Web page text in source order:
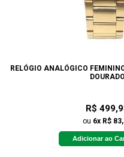
RELÓGIO ANALÓGICO
DOURADO
R$
ou 6x R$
Adicionar ao